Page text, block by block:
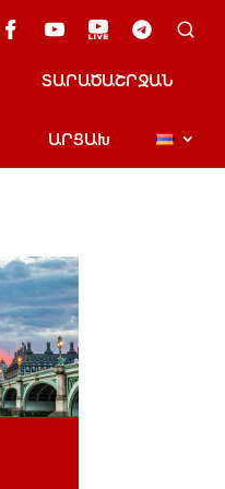
ՏԱՐԱԾԱՇՐՋԱՆ
ԱՐՑԱԽ